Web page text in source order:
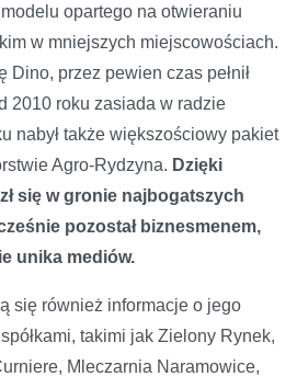
opartego na otwieraniu
w mniejszych miejscowościach.
Dino, przez pewien czas pełnił
2010 roku zasiada w radzie
nabył także większościowy pakiet
Agro-Rydzyna. Dzięki
się w gronie najbogatszych
pozostał biznesmenem,
unika mediów.
się również informacje o jego
takimi jak Zielony Rynek,
Mleczarnia Naramowice,